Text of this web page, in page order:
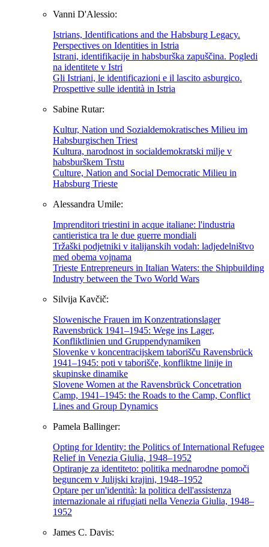
Vanni D'Alessio:
Istrians, Identifications and the Habsburg Legacy.
Perspectives on Identities in Istria
Istrani, identifikacije in habsburška zapuščina. Pogledi
na identitete v Istri
Gli Istriani, le identificazioni e il lascito asburgico.
Prospettive sulle identità in Istria
Sabine Rutar:
Kultur, Nation und Sozialdemokratisches Milieu im
Habsburgischen Triest
Kultura, narodnost in socialdemokratski milje v
habsburškem Trstu
Culture, Nation and Social Democratic Milieu in
Habsburg Trieste
Alessandra Umile:
Imprenditori triestini in acque italiane: l'industria
cantieristica tra le due guerre mondiali
Tržaški podjetniki v italijanskih vodah: ladjedelništvo
med obema vojnama
Trieste Entrepreneurs in Italian Waters: the Shipbuilding
Industry between the Two World Wars
Silvija Kavčič:
Slowenische Frauen im Konzentrationslager
Ravensbrück 1941–1945: Wege ins Lager,
Konfliktlinien und Gruppendynamiken
Slovenke v koncentracijskem taborišču Ravensbrück
1941–1945: poti v taborišče, konfliktne linije in
skupinske dinamike
Slovene Women at the Ravensbrück Concetration
Camp, 1941–1945: the Roads to the Camp, Conflict
Lines and Group Dynamics
Pamela Ballinger:
Opting for Identity: the Politics of International Refugee
Relief in Venezia Giulia, 1948–1952
Optiranje za identiteto: politika mednarodne pomoči
beguncem v Julijski krajini, 1948–1952
Optare per un'identità: la politica dell'assistenza
internazionale ai rifugiati nella Venezia Giulia, 1948–
1952
James C. Davis: